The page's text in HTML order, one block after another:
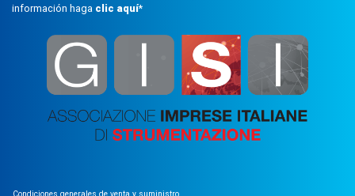
información haga clic aquí*